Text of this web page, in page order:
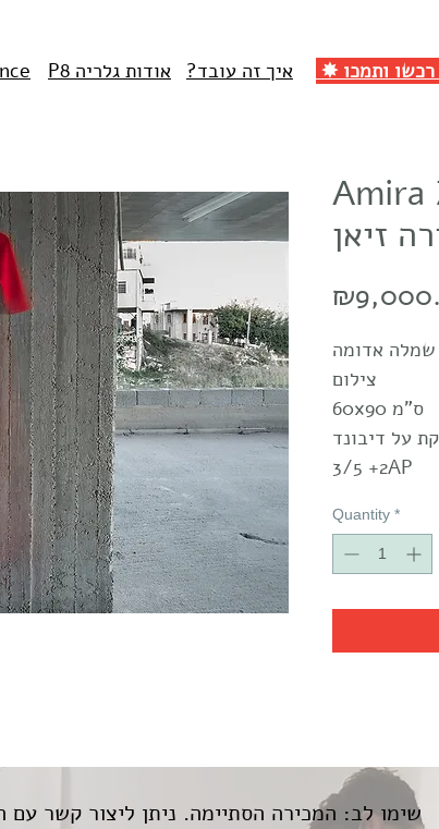
אודות גלריה P8 איך זה עובד?
Amira
זיאן
שמלה אדומה
צילום
על דיבונד
3/5 +2AP
Quantity *
שימו לב: המכירה הסתיימה. ניתן ליצור קשר עם